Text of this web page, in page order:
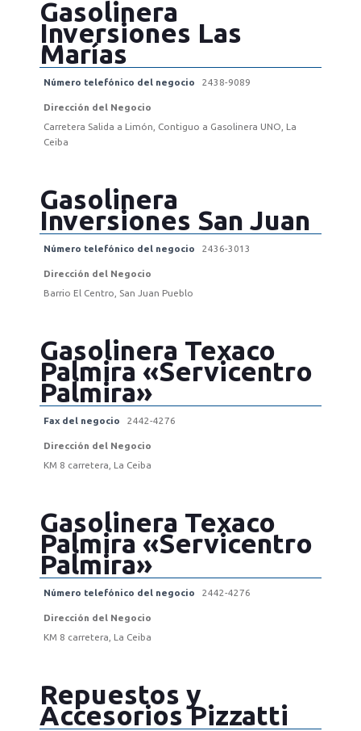
Gasolinera
Inversiones Las
Marías
Número telefónico del negocio 2438-9089
Dirección del Negocio
Carretera Salida a Limón, Contiguo a Gasolinera UNO, La
Ceiba
Gasolinera
Inversiones San Juan
Número telefónico del negocio 2436-3013
Dirección del Negocio
Barrio El Centro, San Juan Pueblo
Gasolinera Texaco
Palmira «Servicentro
Palmira»
Fax del negocio 2442-4276
Dirección del Negocio
KM 8 carretera, La Ceiba
Gasolinera Texaco
Palmira «Servicentro
Palmira»
Número telefónico del negocio 2442-4276
Dirección del Negocio
KM 8 carretera, La Ceiba
Repuestos y
Accesorios Pizzatti